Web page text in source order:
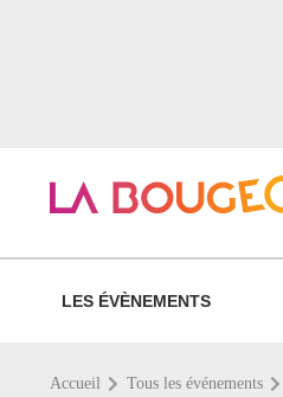
LES ÉVÈNEMENTS
Accueil Tous les événements